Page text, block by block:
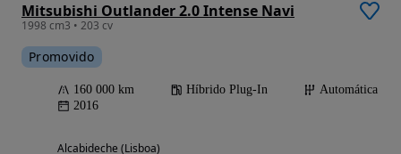
Mitsubishi Outlander 2.0 Intense Navi
1998 cm3 • 203 cv
Promovido
160 000 km Híbrido Plug-In
Automática
2016
Alcabideche (Lisboa)